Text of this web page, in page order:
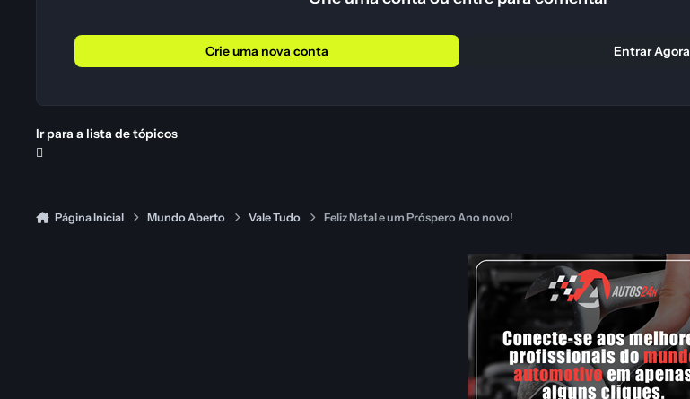
Crie uma nova conta Entrar Agora
Ir para a lista de tópicos
Página Inicial Mundo Aberto Vale Tudo Feliz Natal e um Próspero Ano novo!